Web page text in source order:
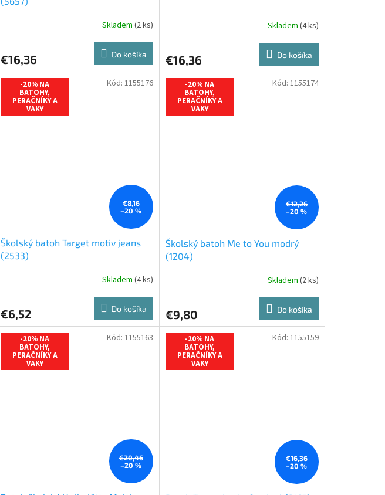
Skladem (2 ks)
€16,36 Do košíka
Skladem (4 ks)
€16,36 Do košíka
-20% NA
BATOHY,
PERAČNÍKY A
VAKY
€8,16
–20 %
Školský batoh Target motiv jeans
(2533)
Skladem (4 ks)
€6,52 Do košíka
Kód: 1155176 -20% NA
BATOHY,
PERAČNÍKY A
VAKY
€12,26
–20 %
Školský batoh Me to You modrý
(1204)
Skladem (2 ks)
€9,80 Do košíka
Kód: 1155174
-20% NA
BATOHY,
PERAČNÍKY A
VAKY
€20,46
–20 %
Kód: 1155163 -20% NA
BATOHY,
PERAČNÍKY A
VAKY
€16,36
–20 %
Kód: 1155159